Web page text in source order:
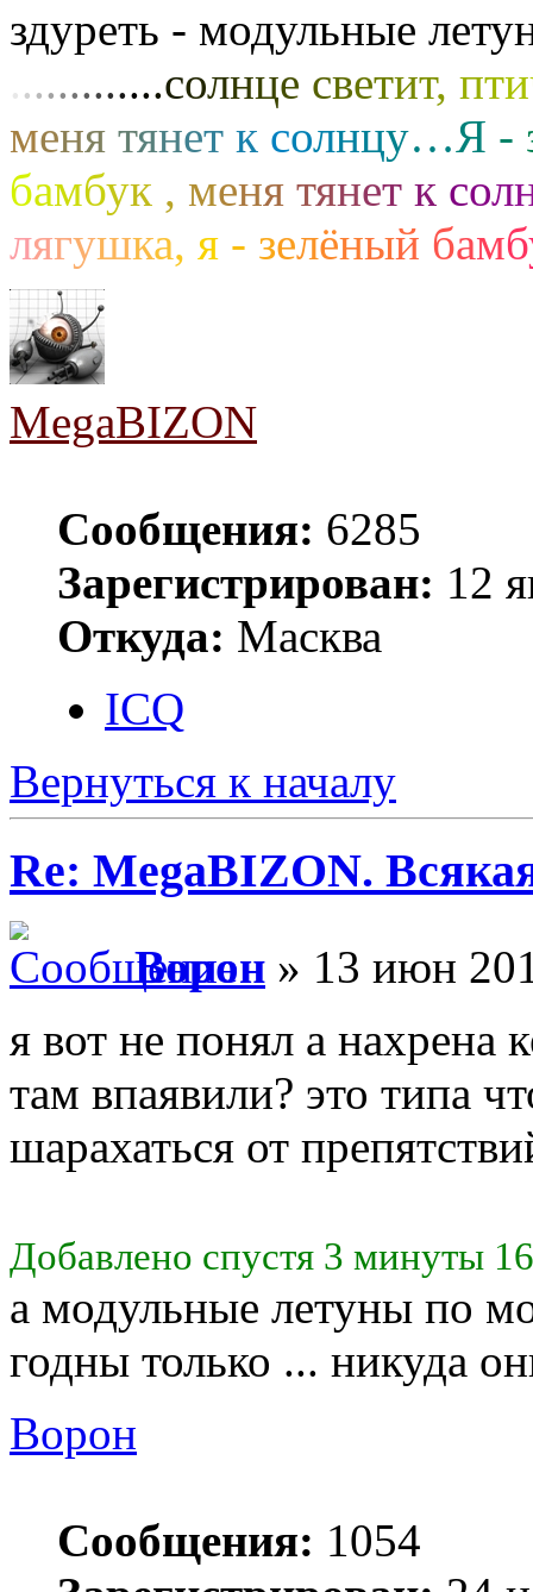
здуреть - модульные
............солнце светит, пти
меня тянет к солнцу…Я -
бамбук , меня тянет к сол
лягушка, я - зелёный бамб
MegaBIZON
Сообщения: 6285
Зарегистрирован: 12
Откуда: Масква
ICQ
Вернуться к началу
Re: MegaBIZON.
Ворон » 13 июн
я вот не понял а нахрена
там впаявили? это типа
шарахаться от
Добавлено спустя 3 минуты
а модульные летуны по
годны только ... никуда
Ворон
Сообщения: 1054